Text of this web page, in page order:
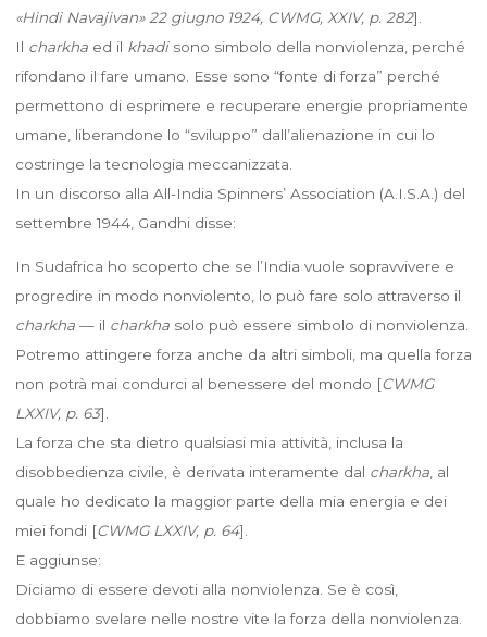
«Hindi Navajivan» 22 giugno 1924, CWMG, XXIV, p. 282].
Il charkhaed il khadisono simbolo della nonviolenza, perché
rifondano il fare umano. Esse sono “fonte di forza” perché
permettono di esprimere e recuperare energie propriamente
umane, liberandone lo “sviluppo” dall’alienazione in cui lo
costringe la tecnologia meccanizzata.
In un discorso alla All-India Spinners’ Association (A.I.S.A.) del
settembre 1944, Gandhi disse:
In Sudafrica ho scoperto che se l’India vuole sopravvivere e
progredire in modo nonviolento, lo può fare solo attraverso il
charkha— il charkhasolo può essere simbolo di nonviolenza.
Potremo attingere forza anche da altri simboli, ma quella forza
non potrà mai condurci al benessere del mondo [CWMG
LXXIV, p. 63].
La forza che sta dietro qualsiasi mia attività, inclusa la
disobbedienza civile, è derivata interamente dal charkha, al
quale ho dedicato la maggior parte della mia energia e dei
miei fondi [CWMG LXXIV, p. 64].
E aggiunse:
Diciamo di essere devoti alla nonviolenza. Se è così,
dobbiamo svelare nelle nostre vite la forza della nonviolenza.